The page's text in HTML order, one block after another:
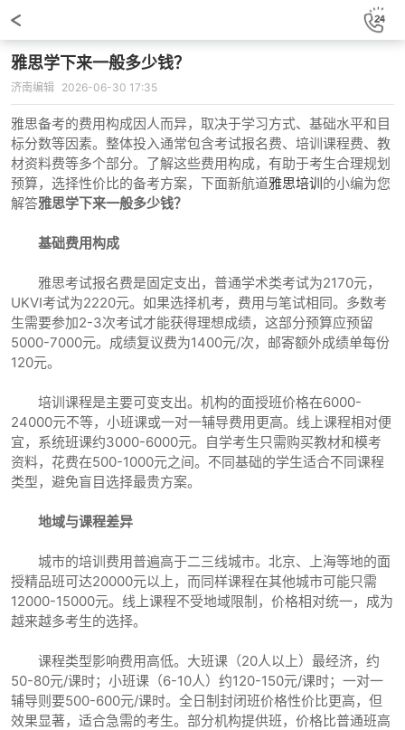
雅思学下来一般多少钱？
济南编辑 2026-06-30 17:35
雅思备考的费用构成因人而异，取决于学习方式、基础水平和目
标分数等因素。整体投入通常包含考试报名费、培训课程费、教
材资料费等多个部分。了解这些费用构成，有助于考生合理规划
预算，选择性价比的备考方案，下面新航道雅思培训的小编为您
解答雅思学下来一般多少钱？
基础费用构成
雅思考试报名费是固定支出，普通学术类考试为2170元，
UKVI考试为2220元。如果选择机考，费用与笔试相同。多数考
生需要参加2-3次考试才能获得理想成绩，这部分预算应预留
5000-7000元。成绩复议费为1400元/次，邮寄额外成绩单每份
120元。
培训课程是主要可变支出。机构的面授班价格在6000-
24000元不等，小班课或一对一辅导费用更高。线上课程相对便
宜，系统班课约3000-6000元。自学考生只需购买教材和模考
资料，花费在500-1000元之间。不同基础的学生适合不同课程
类型，避免盲目选择最贵方案。
地域与课程差异
城市的培训费用普遍高于二三线城市。北京、上海等地的面
授精品班可达20000元以上，而同样课程在其他城市可能只需
12000-15000元。线上课程不受地域限制，价格相对统一，成为
越来越多考生的选择。
课程类型影响费用高低。大班课（20人以上）最经济，约
50-80元/课时；小班课（6-10人）约120-150元/课时；一对一
辅导则要500-600元/课时。全日制封闭班价格性价比更高，但
效果显著，适合急需的考生。部分机构提供班，价格比普通班高